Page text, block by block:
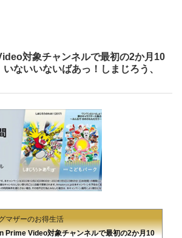
対象チャンネルで最初の2か月10
ないいないばあっ！しまじろう、
マザーのお得生活
Prime Video対象チャンネルで最初の2か月10